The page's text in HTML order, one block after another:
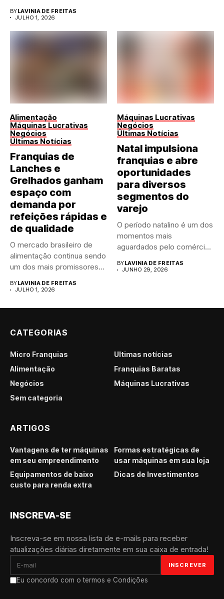
BYLAVINIA DE FREITAS
JULHO 1, 2026
Alimentação
Máquinas Lucrativas
Negócios
Últimas Notícias
Franquias de
Lanches e
Grelhados ganham
espaço com
demanda por
refeições rápidas e
de qualidade
O mercado brasileiro de
alimentação continua sendo
um dos mais promissores
BYLAVINIA DE FREITAS
JULHO 1, 2026
Máquinas Lucrativas
Negócios
Últimas Notícias
Natal impulsiona
franquias e abre
oportunidades
para diversos
segmentos do
varejo
O período natalino é um dos
momentos mais
aguardados pelo comércio
BYLAVINIA DE FREITAS
JUNHO 29, 2026
CATEGORIAS
Micro Franquias
Últimas notícias
Alimentação
Franquias Baratas
Negócios
Máquinas Lucrativas
Sem categoria
ARTIGOS
Vantagens de ter máquinas
em seu empreendimento
Formas estratégicas de
usar máquinas em sua loja
Equipamentos de baixo
custo para renda extra
Dicas de Investimentos
INSCREVA-SE
Inscreva-se em nossa lista de e-mails para receber
atualizações diárias diretamente em sua caixa de entrada!
Eu concordo com o termos e Condições